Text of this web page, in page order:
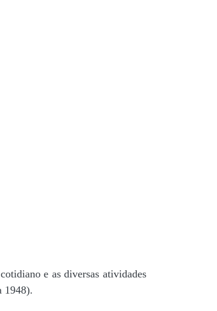
e as diversas atividades
1948).